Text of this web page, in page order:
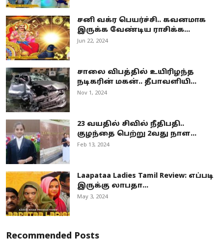
சனி வக்ர பெயர்ச்சி.. கவனமாக
இருக்க வேண்டிய ராசிக்க...
Jun 22, 2024
சாலை விபத்தில் உயிரிழந்த
நடிகரின் மகன்.. தீபாவளியி...
Nov 1, 2024
23 வயதில் சிவில் நீதிபதி..
குழந்தை பெற்று 2வது நாள...
Feb 13, 2024
Laapataa Ladies Tamil Review: எப்படி
இருக்கு லாபதா...
May 3, 2024
Recommended Posts